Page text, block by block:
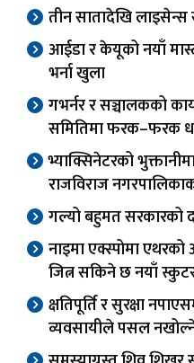
तीन सातादेखि
आईडा र केयूको नयाँ
भर्ना खुला
गभर्नर र सञ्चालकको
समितिमा फरक–फरक
भ्याक्सिनेटरको
राजविराज
गल्यो बहुमत सरकारको
नाइमा एक्स्पोमा
जित्न सकिने छ नयाँ
क्षतिपूर्ति र सुरक्षा
व्यवसायीले पसल